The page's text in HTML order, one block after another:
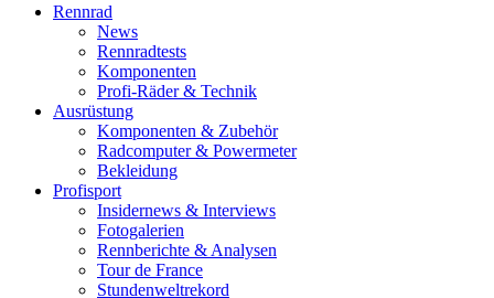
Rennrad
News
Rennradtests
Komponenten
Profi-Räder & Technik
Ausrüstung
Komponenten & Zubehör
Radcomputer & Powermeter
Bekleidung
Profisport
Insidernews & Interviews
Fotogalerien
Rennberichte & Analysen
Tour de France
Stundenweltrekord